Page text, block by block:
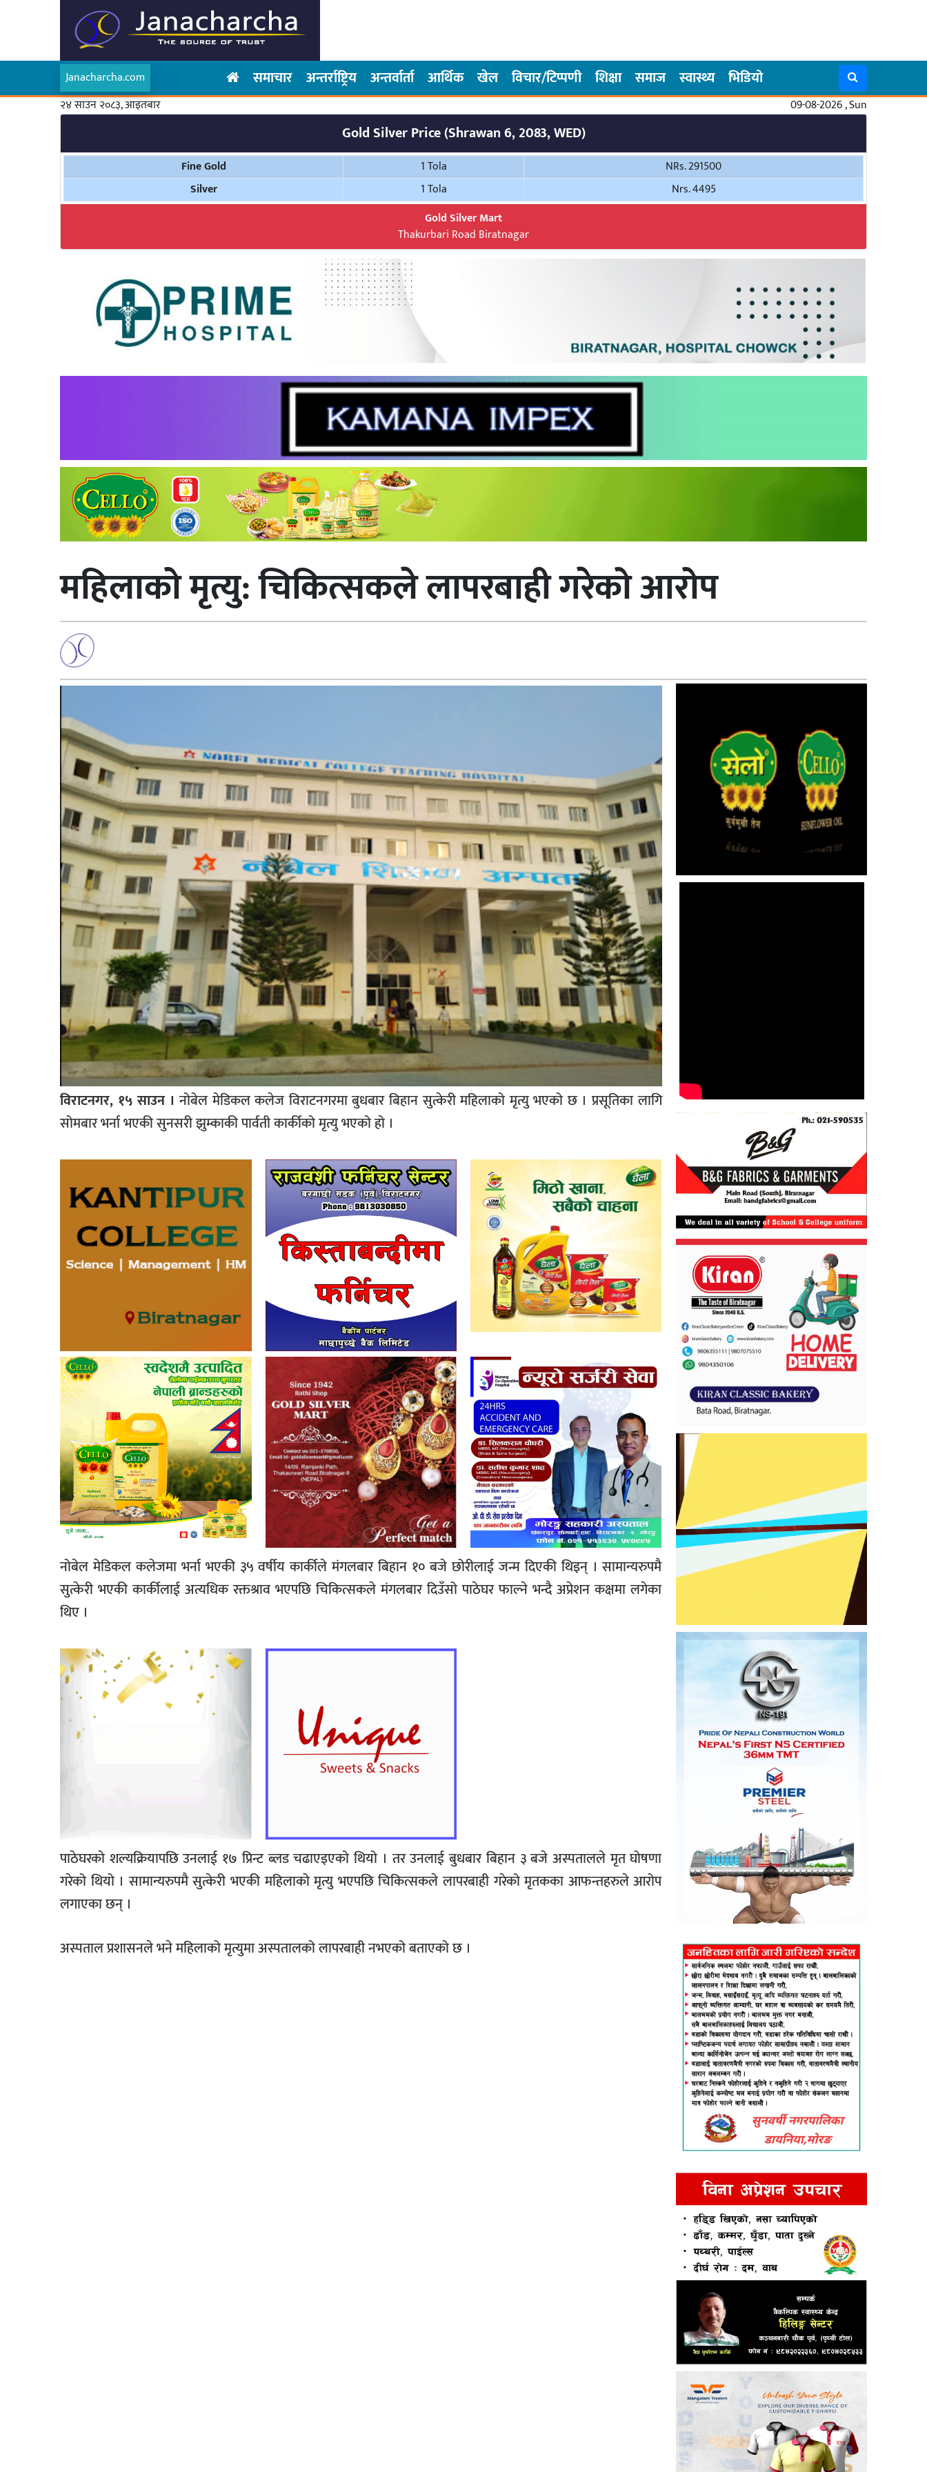
Janacharcha.com समाचार अन्तर्राष्ट्रिय अन्तर्वार्ता आर्थिक खेल विचार/टिप्पणी शिक्षा समाज स्वास्थ्य भिडियो
२४ साउन २०८३, आइतबार 09-08-2026 , Sun
Gold Silver Price (Shrawan 6, 2083, WED)
Fine Gold 1 Tola
NRs. 291500
Silver
1 Tola
Nrs. 4495
Gold Silver Mart
Thakurbari Road Biratnagar
महिलाको मृत्यु: चिकित्सकले लापरबाही गरेको आरोप
विराटनगर, १५ साउन ।नोबेल मेडिकल कलेज विराटनगरमा बुधबार बिहान सुत्केरी महिलाको मृत्यु भएको छ । प्रसूतिका लागि
सोमबार भर्ना भएकी सुनसरी झुम्काकी पार्वती कार्कीको मृत्यु भएको हो ।
नोबेल मेडिकल कलेजमा भर्ना भएकी ३५ वर्षीय कार्कीले मंगलबार बिहान १० बजे छोरीलाई जन्म दिएकी थिइन् । सामान्यरुपमै
सुत्केरी भएकी कार्कीलाई अत्यधिक रक्तश्राव भएपछि चिकित्सकले मंगलबार दिउँसो पाठेघर फाल्ने भन्दै अप्रेशन कक्षमा लगेका
थिए ।
पाठेघरको शल्यक्रियापछि उनलाई १७ प्रिन्ट ब्लड चढाएइएको थियो । तर उनलाई बुधबार बिहान ३ बजे अस्पतालले मृत घोषणा
गरेको थियो । सामान्यरुपमै सुत्केरी भएकी महिलाको मृत्यु भएपछि चिकित्सकले लापरबाही गरेको मृतकका आफन्तहरुले आरोप
लगाएका छन् ।
अस्पताल प्रशासनले भने महिलाको मृत्युमा अस्पतालको लापरबाही नभएको बताएको छ ।